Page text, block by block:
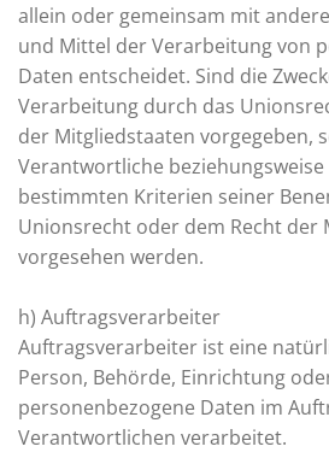
allein oder gemeinsam mit
und Mittel der Verarbeitung von
Daten entscheidet. Sind die
Verarbeitung durch das
der Mitgliedstaaten vorgegeben,
Verantwortliche
bestimmten Kriterien seiner
Unionsrecht oder dem Recht der
vorgesehen werden.
h) Auftragsverarbeiter
Auftragsverarbeiter ist eine
Person, Behörde, Einrichtung
personenbezogene Daten im
Verantwortlichen verarbeitet.